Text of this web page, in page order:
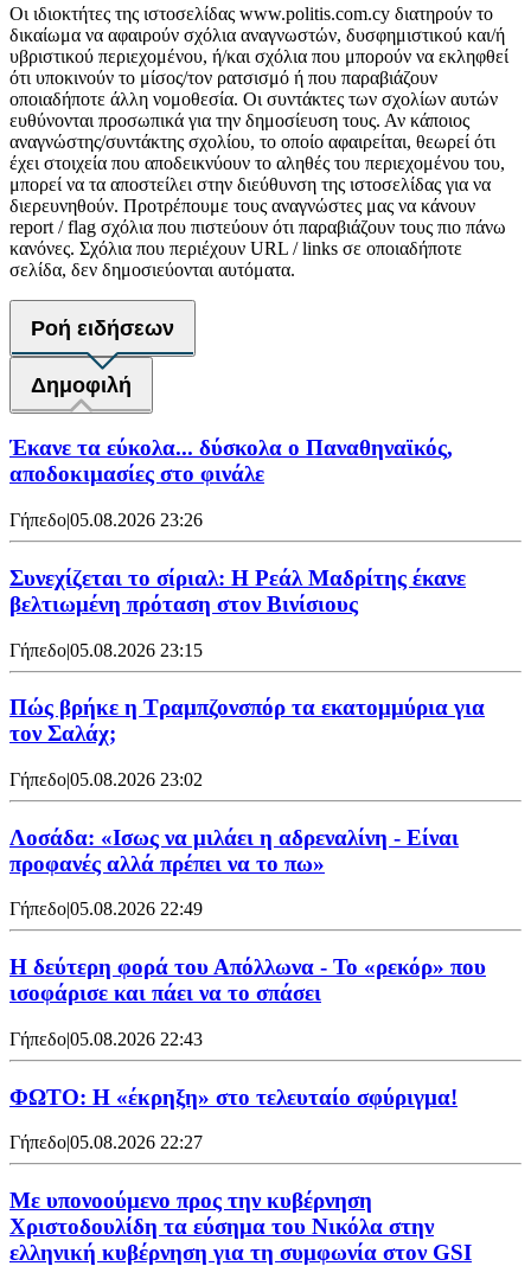
Οι ιδιοκτήτες της ιστοσελίδας www.politis.com.cy διατηρούν το
δικαίωμα να αφαιρούν σχόλια αναγνωστών, δυσφημιστικού και/ή
υβριστικού περιεχομένου, ή/και σχόλια που μπορούν να εκληφθεί
ότι υποκινούν το μίσος/τον ρατσισμό ή που παραβιάζουν
οποιαδήποτε άλλη νομοθεσία. Οι συντάκτες των σχολίων αυτών
ευθύνονται προσωπικά για την δημοσίευση τους. Αν κάποιος
αναγνώστης/συντάκτης σχολίου, το οποίο αφαιρείται, θεωρεί ότι
έχει στοιχεία που αποδεικνύουν το αληθές του περιεχομένου του,
μπορεί να τα αποστείλει στην διεύθυνση της ιστοσελίδας για να
διερευνηθούν. Προτρέπουμε τους αναγνώστες μας να κάνουν
report / flag σχόλια που πιστεύουν ότι παραβιάζουν τους πιο πάνω
κανόνες. Σχόλια που περιέχουν URL / links σε οποιαδήποτε
σελίδα, δεν δημοσιεύονται αυτόματα.
Ροή ειδήσεων
Δημοφιλή
Έκανε τα εύκολα... δύσκολα ο Παναθηναϊκός,
αποδοκιμασίες στο φινάλε
Γήπεδο|05.08.2026 23:26
Συνεχίζεται το σίριαλ: Η Ρεάλ Μαδρίτης έκανε
βελτιωμένη πρόταση στον Βινίσιους
Γήπεδο|05.08.2026 23:15
Πώς βρήκε η Τραμπζονσπόρ τα εκατομμύρια για
τον Σαλάχ;
Γήπεδο|05.08.2026 23:02
Λοσάδα: «Ισως να μιλάει η αδρεναλίνη - Είναι
προφανές αλλά πρέπει να το πω»
Γήπεδο|05.08.2026 22:49
Η δεύτερη φορά του Απόλλωνα - Το «ρεκόρ» που
ισοφάρισε και πάει να το σπάσει
Γήπεδο|05.08.2026 22:43
ΦΩΤΟ: Η «έκρηξη» στο τελευταίο σφύριγμα!
Γήπεδο|05.08.2026 22:27
Με υπονοούμενο προς την κυβέρνηση
Χριστοδουλίδη τα εύσημα του Νικόλα στην
ελληνική κυβέρνηση για τη συμφωνία στον GSI